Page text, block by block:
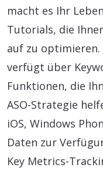
macht es Ihr
Tutorials, die
auf zu
verfügt über
Funktionen, die
ASO-Strategie
iOS, Windows
Daten zur
Key Metrics-